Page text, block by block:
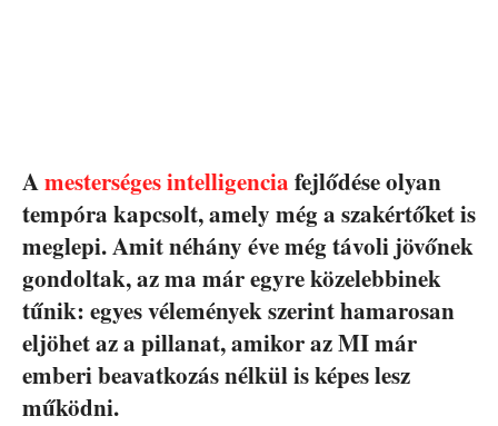
Amesterséges intelligencia fejlődése olyan
tempóra kapcsolt, amely még a szakértőket is
meglepi. Amit néhány éve még távoli jövőnek
gondoltak, az ma már egyre közelebbinek
tűnik: egyes vélemények szerint hamarosan
eljöhet az a pillanat, amikor az MI már
emberi beavatkozás nélkül is képes lesz
működni.